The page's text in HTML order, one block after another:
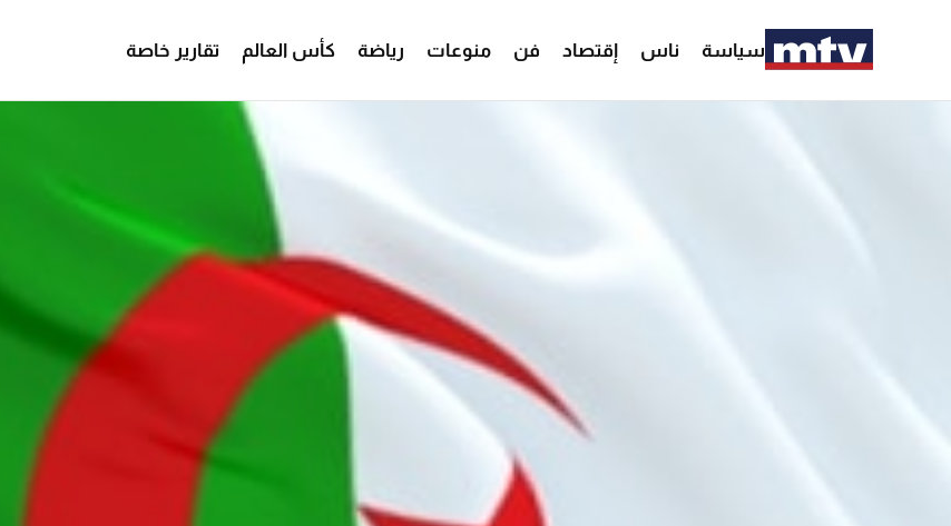
سياسة ناس إقتصاد فن منوعات رياضة كأس العالم تقارير خاصة